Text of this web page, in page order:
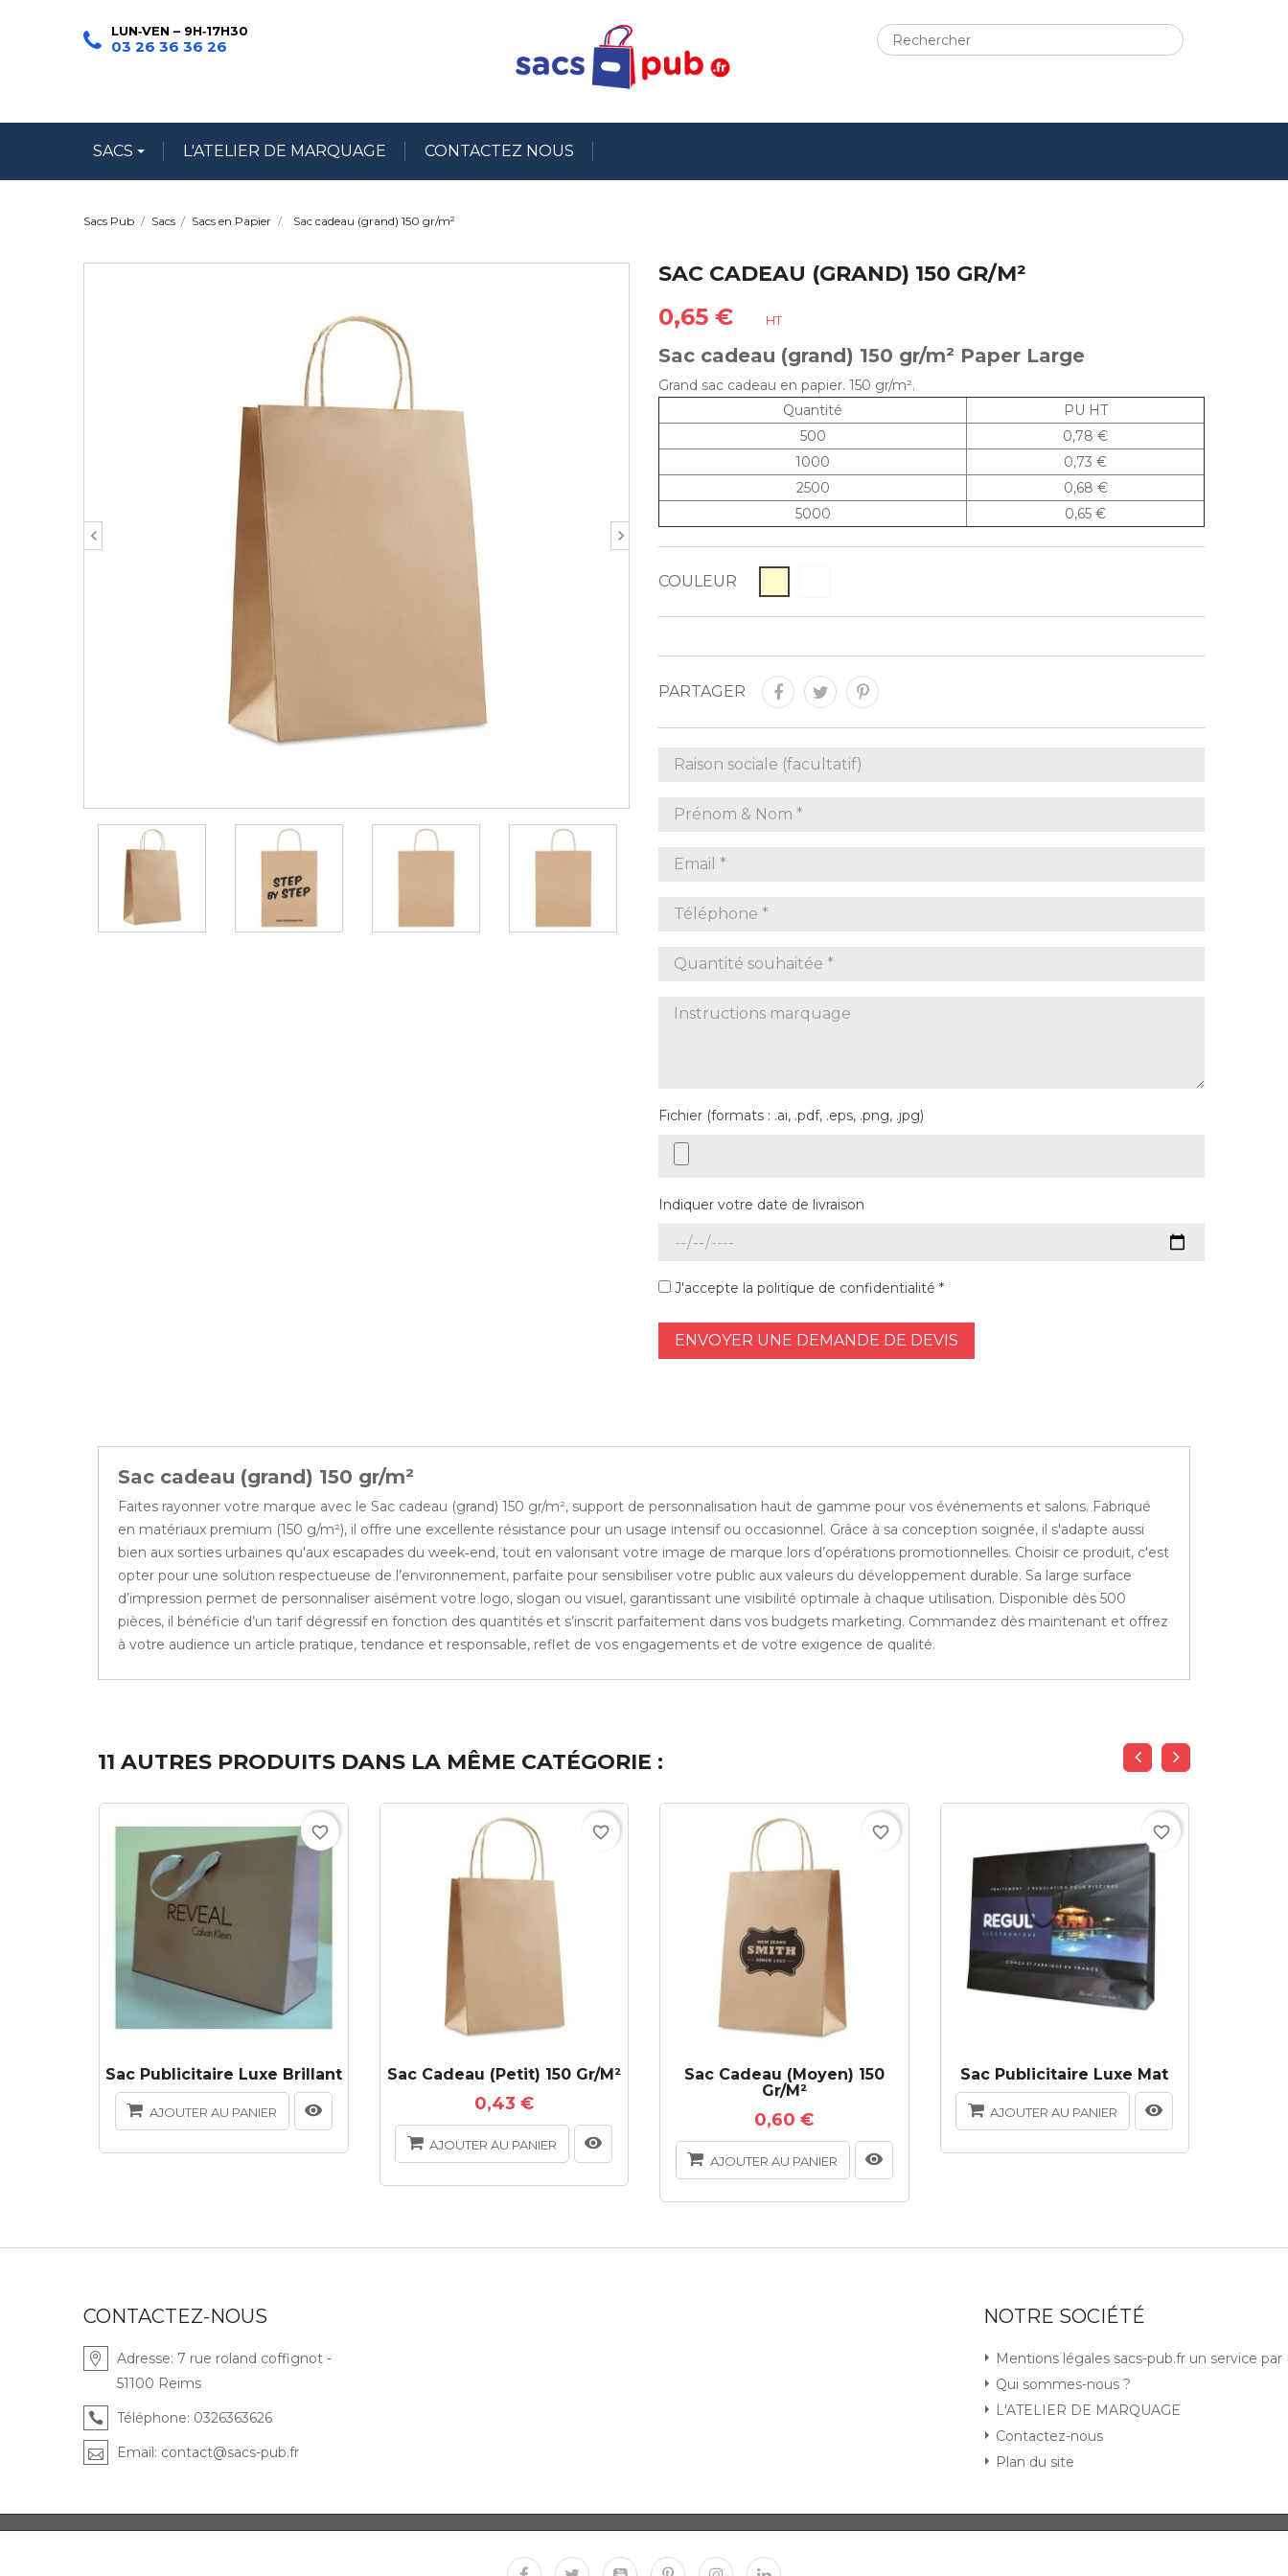
LUN‑VEN – 9H‑17H30
03 26 36 36 26
SACS L'ATELIER DE MARQUAGE CONTACTEZ NOUS
Sacs Pub Sacs Sacs en Papier Sac cadeau (grand) 150 gr/m²
SAC CADEAU (GRAND) 150 GR/M²
0,65 € HT
Sac cadeau (grand) 150 gr/m² Paper Large
Grand sac cadeau en papier. 150 gr/m².
Quantité
PU HT
500
0,78 €
1000
0,73 €
2500
0,68 €
5000
0,65 €
COULEUR
PARTAGER
Fichier (formats : .ai, .pdf, .eps, .png, .jpg)
Indiquer votre date de livraison
J'accepte la politique de confidentialité *
ENVOYER UNE DEMANDE DE DEVIS
Sac cadeau (grand) 150 gr/m²
Faites rayonner votre marque avec le Sac cadeau (grand) 150 gr/m², support de personnalisation haut de gamme pour vos événements et salons. Fabriqué
en matériaux premium (150 g/m²), il offre une excellente résistance pour un usage intensif ou occasionnel. Grâce à sa conception soignée, il s'adapte aussi
bien aux sorties urbaines qu'aux escapades du week‑end, tout en valorisant votre image de marque lors d’opérations promotionnelles. Choisir ce produit, c'est
opter pour une solution respectueuse de l’environnement, parfaite pour sensibiliser votre public aux valeurs du développement durable. Sa large surface
d’impression permet de personnaliser aisément votre logo, slogan ou visuel, garantissant une visibilité optimale à chaque utilisation. Disponible dès 500
pièces, il bénéficie d’un tarif dégressif en fonction des quantités et s’inscrit parfaitement dans vos budgets marketing. Commandez dès maintenant et offrez
à votre audience un article pratique, tendance et responsable, reflet de vos engagements et de votre exigence de qualité.
11 AUTRES PRODUITS DANS LA MÊME CATÉGORIE :
Sac Publicitaire Luxe Brillant
AJOUTER AU PANIER
favorite_border
Sac Cadeau (petit) 150 Gr/m²
0,43 €
AJOUTER AU PANIER
favorite_border
Sac Cadeau (moyen) 150
Gr/m²
0,60 €
AJOUTER AU PANIER
favorite_border
Sac Publicitaire Luxe Mat
AJOUTER AU PANIER
favorite_border
CONTACTEZ-NOUS
Adresse: 7 rue roland coffignot -
51100 Reims
Téléphone: 0326363626
Email: contact@sacs-pub.fr
NOTRE SOCIÉTÉ
Mentions légales sacs-pub.fr un service
Qui sommes-nous ?
L'ATELIER DE MARQUAGE
Contactez-nous
Plan du site